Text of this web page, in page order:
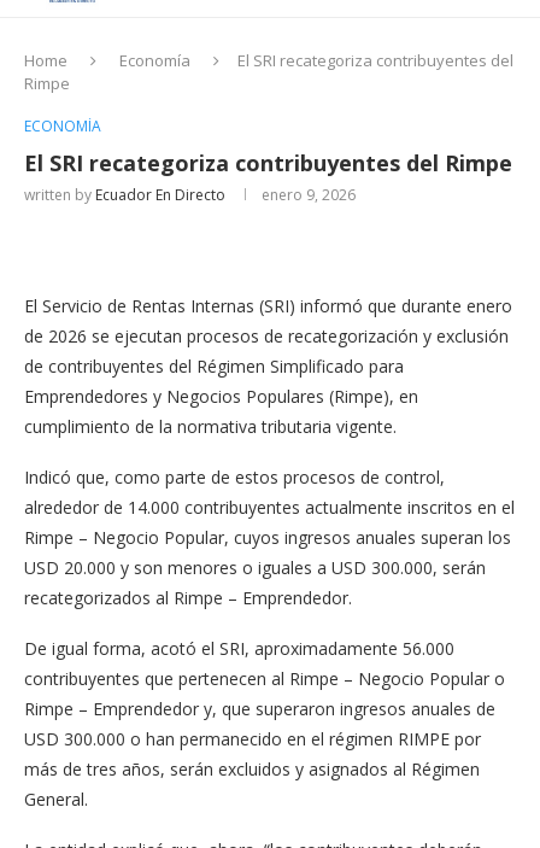
Home Economía
El SRI recategoriza contribuyentes del
Rimpe
ECONOMÍA
El SRI recategoriza contribuyentes del Rimpe
written by Ecuador En Directo enero 9, 2026
El Servicio de Rentas Internas (SRI) informó que durante enero
de 2026 se ejecutan procesos de recategorización y exclusión
de contribuyentes del Régimen Simplificado para
Emprendedores y Negocios Populares (Rimpe), en
cumplimiento de la normativa tributaria vigente.
Indicó que, como parte de estos procesos de control,
alrededor de 14.000 contribuyentes actualmente inscritos en el
Rimpe – Negocio Popular, cuyos ingresos anuales superan los
USD 20.000 y son menores o iguales a USD 300.000, serán
recategorizados al Rimpe – Emprendedor.
De igual forma, acotó el SRI, aproximadamente 56.000
contribuyentes que pertenecen al Rimpe – Negocio Popular o
Rimpe – Emprendedor y, que superaron ingresos anuales de
USD 300.000 o han permanecido en el régimen RIMPE por
más de tres años, serán excluidos y asignados al Régimen
General.